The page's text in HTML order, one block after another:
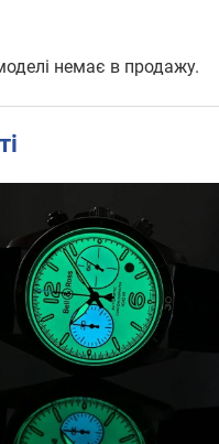
немає в продажу.